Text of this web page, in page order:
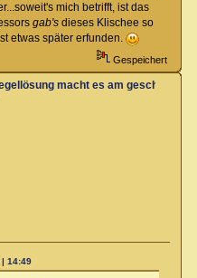
mich betrifft, ist das
gab'sdieses Klischee so
etwas später erfunden.
Gespeichert
macht es am
14:49